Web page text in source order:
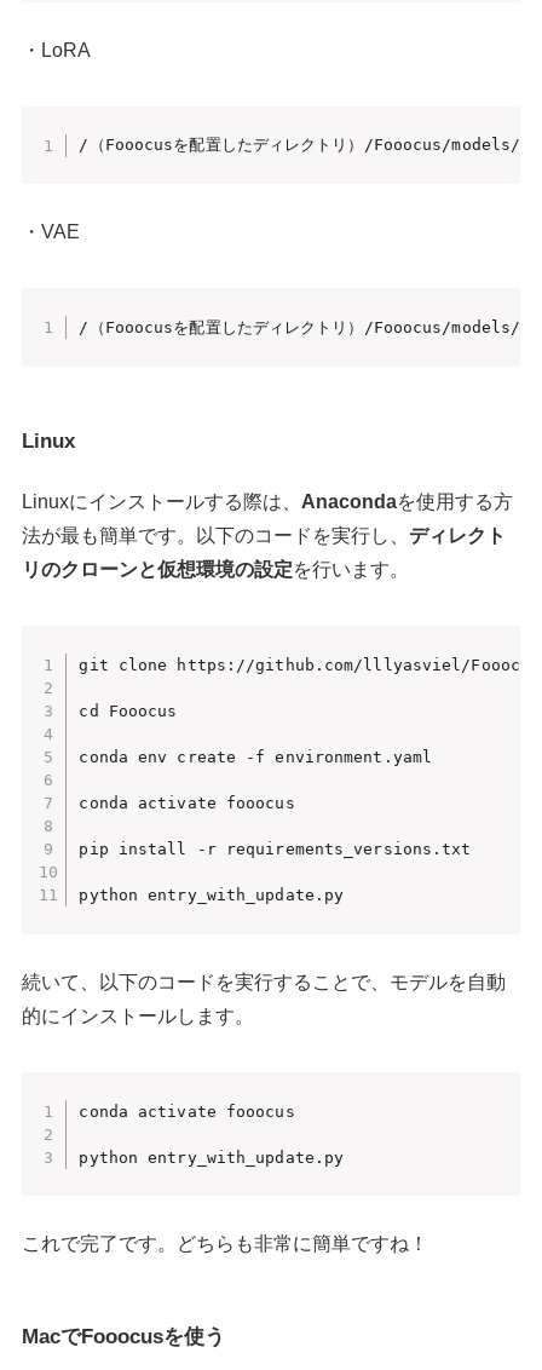
・LoRA
/（Fooocusを配置したディレクトリ）/Fooocus/models/
・VAE
/（Fooocusを配置したディレクトリ）/Fooocus/models/
Linux
Linuxにインストールする際は、 Anacondaを使用する方
法が最も簡単です。以下のコードを実行し、 ディレクト
リのクローンと仮想環境の設定を行います。
git clone https://github.com/lllyasviel/
cd Fooocus
conda env create -f environment.yaml
conda activate fooocus
pip install -r requirements_versions.txt
python entry_with_update.py
続いて、以下のコードを実行することで、モデルを自動
的にインストールします。
conda activate fooocus
python entry_with_update.py
これで完了です。どちらも非常に簡単ですね！
MacでFooocusを使う